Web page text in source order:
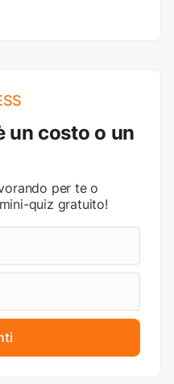
un costo o un
per te o
quiz gratuito!